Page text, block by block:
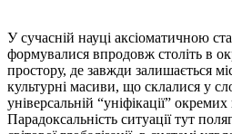
У сучасній науці аксіоматичною
формувалися впродовж століть в
простору, де завжди залишається
культурні масиви, що склалися у
універсальній “уніфікації”
Парадоксальність ситуації тут